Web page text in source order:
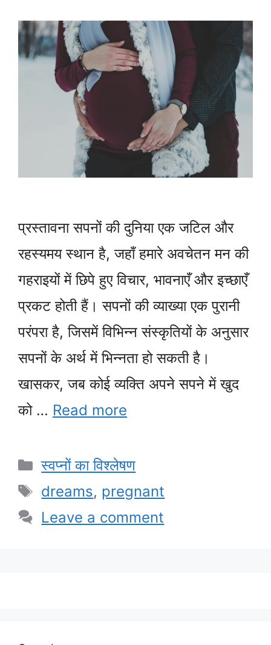
प्रस्तावना सपनों की दुनिया एक जटिल और
रहस्यमय स्थान है, जहाँ हमारे अवचेतन मन की
गहराइयों में छिपे हुए विचार, भावनाएँ और इच्छाएँ
प्रकट होती हैं। सपनों की व्याख्या एक पुरानी
परंपरा है, जिसमें विभिन्न संस्कृतियों के अनुसार
सपनों के अर्थ में भिन्नता हो सकती है।
खासकर, जब कोई व्यक्ति अपने सपने में खुद
को … Read more
Categories
स्वप्नों का विश्लेषण
Tags
dreams, pregnant
Leave a comment